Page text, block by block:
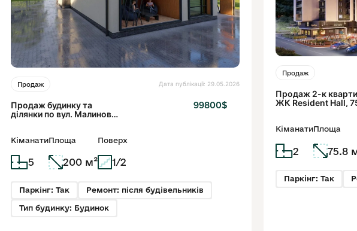
Продаж Дата публікації: 29.05.2026
Продаж будинку та
ділянки по вул. Малинова,
99800$
Кіманати
5
Площа
200 м²
Поверх
1/2
Паркінг: Так Ремонт: після будівельників
Тип будинку: Будинок
Продаж
Продаж 2-к
ЖК Resident Hall,
Кіманати
2
Площа
75.8
Паркінг: Так